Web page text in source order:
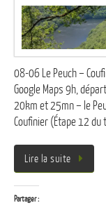
08-06 Le Peuch –
Google Maps 9h,
20km et 25mn – le
Coufinier (Étape 12
Lire la suite
Partager :